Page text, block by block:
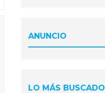
ANUNCIO
LO MÁS BUSCADO